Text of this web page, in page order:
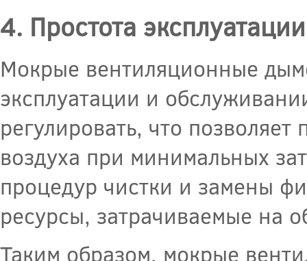
4. Простота
Мокрые вентиляционные
эксплуатации и
регулировать, что
воздуха при минимальных
процедур чистки и замены
ресурсы, затрачиваемые на
Таким образом, мокрые